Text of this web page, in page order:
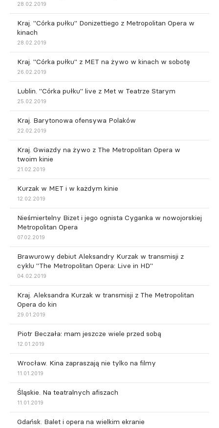
28.02.2019
Kraj. "Córka pułku" Donizettiego z Metropolitan Opera w
kinach
28.02.2019
Kraj. "Córka pułku" z MET na żywo w kinach w sobotę
26.02.2019
Lublin. "Córka pułku" live z Met w Teatrze Starym
25.02.2019
Kraj. Barytonowa ofensywa Polaków
22.02.2019
Kraj. Gwiazdy na żywo z The Metropolitan Opera w
twoim kinie
21.02.2019
Kurzak w MET i w każdym kinie
12.02.2019
Nieśmiertelny Bizet i jego ognista Cyganka w nowojorskiej
Metropolitan Opera
07.02.2019
Brawurowy debiut Aleksandry Kurzak w transmisji z
cyklu "The Metropolitan Opera: Live in HD"
04.02.2019
Kraj. Aleksandra Kurzak w transmisji z The Metropolitan
Opera do kin
29.01.2019
Piotr Beczała: mam jeszcze wiele przed sobą
12.01.2019
Wrocław. Kina zapraszają nie tylko na filmy
11.01.2019
Śląskie. Na teatralnych afiszach
11.01.2019
Gdańsk. Balet i opera na wielkim ekranie